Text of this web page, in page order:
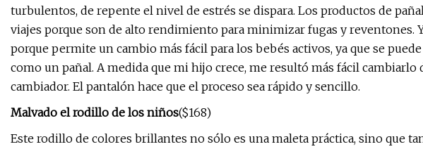
turbulentos, de repente el nivel de estrés se dispara. Los productos de
viajes porque son de alto rendimiento para minimizar fugas y reventones.
porque permite un cambio más fácil para los bebés activos, ya que se
como un pañal. A medida que mi hijo crece, me resultó más fácil cambiarlo
cambiador. El pantalón hace que el proceso sea rápido y sencillo.
Malvado el rodillo de los niños($168)
Este rodillo de colores brillantes no sólo es una maleta práctica, sino que